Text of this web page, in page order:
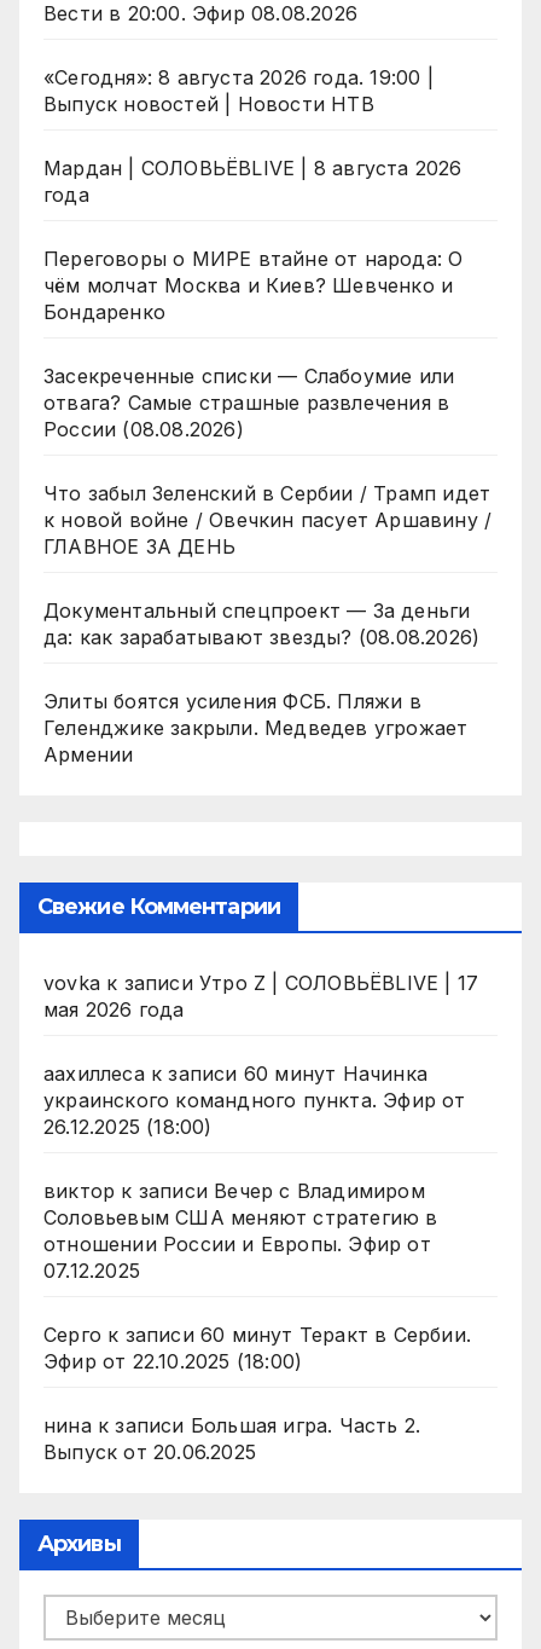
Вести в 20:00. Эфир 08.08.2026
«Сегодня»: 8 августа 2026 года. 19:00 |
Выпуск новостей | Новости НТВ
Мардан | СОЛОВЬЁВLIVE | 8 августа 2026
года
Переговоры о МИРЕ втайне от народа: О
чём молчат Москва и Киев? Шевченко и
Бондаренко
Засекреченные списки — Слабоумие или
отвага? Самые страшные развлечения в
России (08.08.2026)
Что забыл Зеленский в Сербии / Трамп идет
к новой войне / Овечкин пасует Аршавину /
ГЛАВНОЕ ЗА ДЕНЬ
Документальный спецпроект — За деньги
да: как зарабатывают звезды? (08.08.2026)
Элиты боятся усиления ФСБ. Пляжи в
Геленджике закрыли. Медведев угрожает
Армении
Свежие Комментарии
vovka к записи Утро Z | СОЛОВЬЁВLIVE | 17
мая 2026 года
аахиллесак записи 60 минут Начинка
украинского командного пункта. Эфир от
26.12.2025 (18:00)
виктор к записи Вечер с Владимиром
Соловьевым США меняют стратегию в
отношении России и Европы. Эфир от
07.12.2025
Серго к записи 60 минут Теракт в Сербии.
Эфир от 22.10.2025 (18:00)
нинак записи Большая игра. Часть 2.
Выпуск от 20.06.2025
Архивы
Архивы